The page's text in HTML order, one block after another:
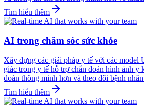
Tìm hiểu thêm
AI trong chăm sóc sức khỏe
Xây dựng các giải pháp y tế với các
giác trong y tế hỗ trợ chẩn đoán hình ảnh y
đoán thông minh hơn và theo dõi bệnh
Tìm hiểu thêm